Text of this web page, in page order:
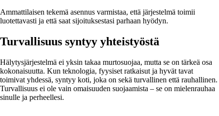
Ammattilaisen tekemä asennus varmistaa, että järjestelmä toimii
luotettavasti ja että saat sijoituksestasi parhaan hyödyn.
Turvallisuus syntyy yhteistyöstä
Hälytysjärjestelmä ei yksin takaa murtosuojaa, mutta se on tärkeä osa
kokonaisuutta. Kun teknologia, fyysiset ratkaisut ja hyvät tavat
toimivat yhdessä, syntyy koti, joka on sekä turvallinen että rauhallinen.
Turvallisuus ei ole vain omaisuuden suojaamista – se on mielenrauhaa
sinulle ja perheellesi.